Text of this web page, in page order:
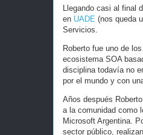
Llegando casi al final
en UADE (nos queda
Servicios.
Roberto fue uno de
ecosistema SOA
disciplina todavía no
por el mundo y con
Años después
a la comunidad como
Microsoft Argentina.
sector público,